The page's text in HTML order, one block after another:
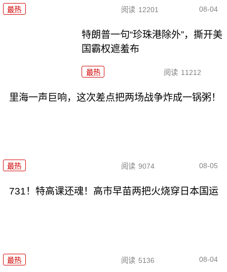
最热 阅读 12201 08-04
特朗普一句“珍珠港除外”，撕开美
国霸权遮羞布
最热 阅读 11212
里海一声巨响，这次差点把两场战争炸成一锅粥！
最热 阅读 9074 08-05
731！特高课还魂！高市早苗两把火烧穿日本国运
最热 阅读 5136 08-04